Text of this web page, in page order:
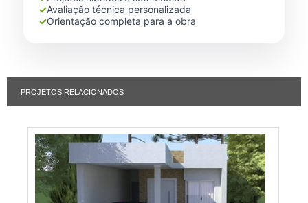
✓Avaliação técnica personalizada
✓Orientação completa para a obra
PROJETOS RELACIONADOS